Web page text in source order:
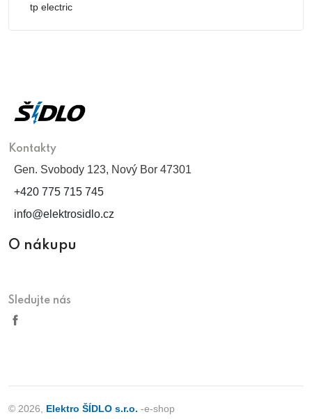
tp electric
Kontakty
Gen. Svobody 123, Nový Bor 47301
+420 775 715 745
info@elektrosidlo.cz
O nákupu
Sledujte nás
© 2026, Elektro ŠÍDLO s.r.o. -e-shop